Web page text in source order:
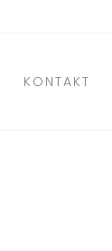
KONTAKT